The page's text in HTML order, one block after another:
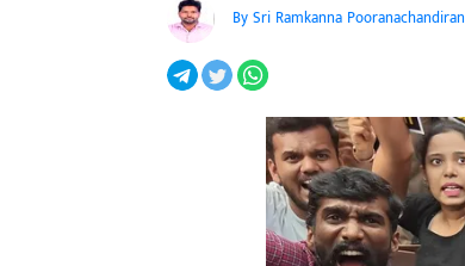
By Sri Ramkanna Pooranachandiran